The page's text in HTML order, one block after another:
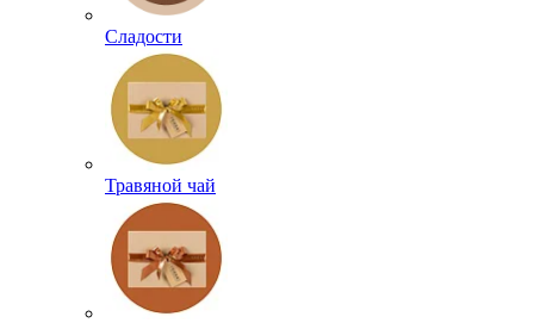
Сладости
Травяной чай